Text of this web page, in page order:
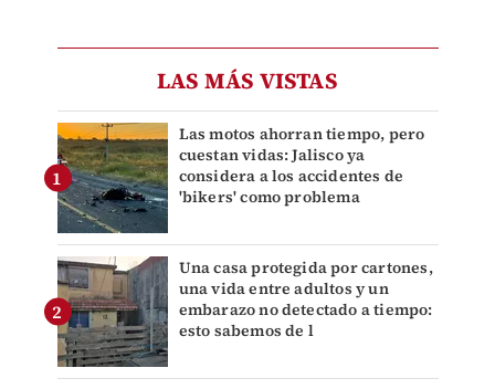
LAS MÁS VISTAS
Las motos ahorran tiempo, pero
cuestan vidas: Jalisco ya
considera a los accidentes de
'bikers' como problema
Una casa protegida por cartones,
una vida entre adultos y un
embarazo no detectado a tiempo:
esto sabemos de l